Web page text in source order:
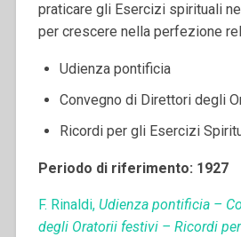
praticare gli Esercizi spirituali
per crescere nella perfezione
Udienza pontificia
Convegno di Direttori degli
Ricordi per gli Esercizi
Periodo di riferimento: 1927
F. Rinaldi, Udienza pontificia –
degli Oratorii festivi – Ricordi